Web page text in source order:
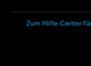
Zum Hilfe-Center